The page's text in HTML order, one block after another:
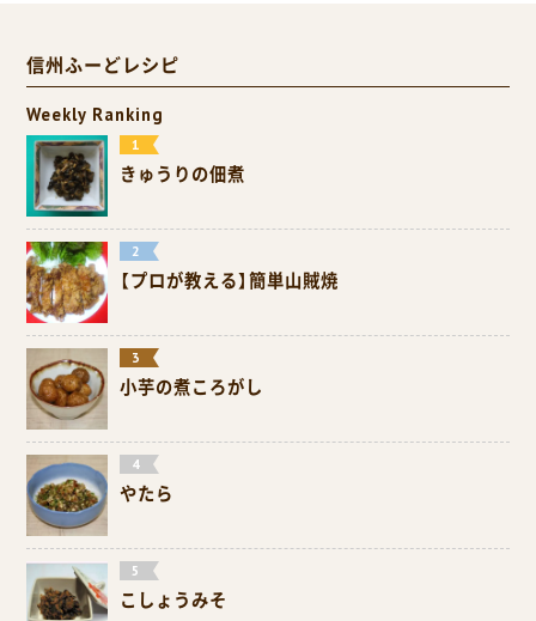
信州ふーどレシピ
Weekly Ranking
きゅうりの佃煮
【プロが教える】簡単山賊焼
小芋の煮ころがし
やたら
こしょうみそ